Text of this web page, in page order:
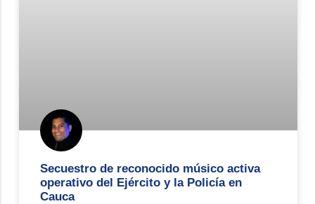
Secuestro de reconocido músico activa
operativo del Ejército y la Policía en
Cauca